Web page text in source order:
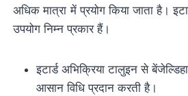
अधिक मात्रा में प्रयोग किया जाता है।
उपयोग निम्न प्रकार हैं।
इटार्ड अभिक्रिया टालुइन से
आसान विधि प्रदान करती है।